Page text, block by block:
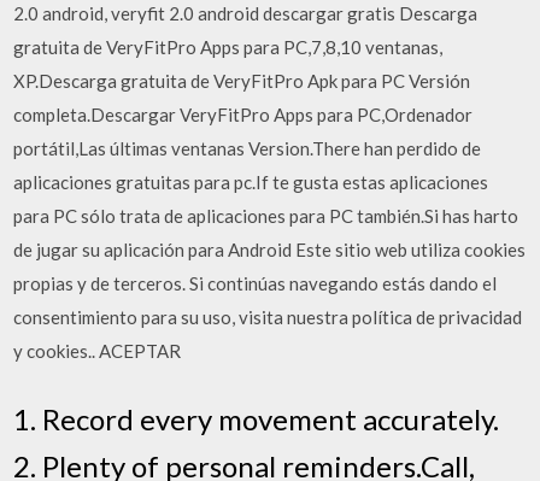
2.0 android, veryfit 2.0 android descargar gratis Descarga
gratuita de VeryFitPro Apps para PC,7,8,10 ventanas,
XP.Descarga gratuita de VeryFitPro Apk para PC Versión
completa.Descargar VeryFitPro Apps para PC,Ordenador
portátil,Las últimas ventanas Version.There han perdido de
aplicaciones gratuitas para pc.If te gusta estas aplicaciones
para PC sólo trata de aplicaciones para PC también.Si has harto
de jugar su aplicación para Android Este sitio web utiliza cookies
propias y de terceros. Si continúas navegando estás dando el
consentimiento para su uso, visita nuestra política de privacidad
y cookies.. ACEPTAR
1. Record every movement accurately.
2. Plenty of personal reminders.Call,